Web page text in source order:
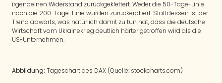
irgendeinen Widerstand zurückgeklettert. Weder die 50-Tage-Linie
noch die 200-Tage-Linie wurden zurückerobert. Stattdessen ist der
Trend abwärts, was natürlich damit zu tun hat, dass die deutsche
Wirtschaft vom Ukrainekrieg deutlich härter getroffen wird als die
US-Unternehmen.
Abbildung: Tageschart des DAX (Quelle: stockcharts.com)